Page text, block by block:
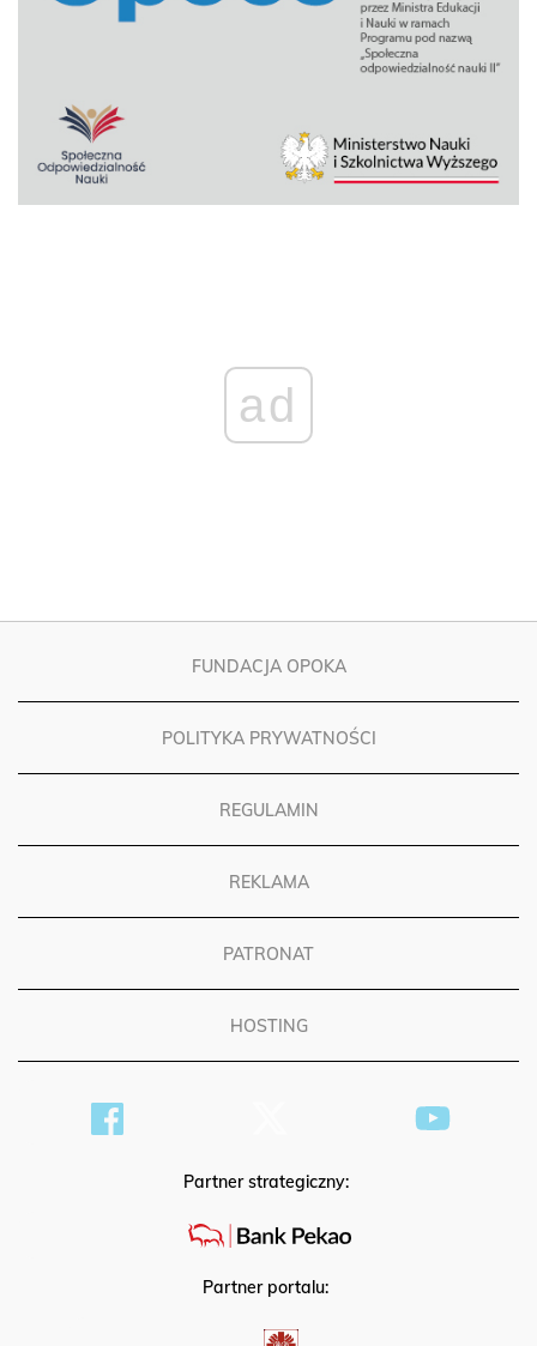
ad
FUNDACJA OPOKA
POLITYKA PRYWATNOŚCI
REGULAMIN
REKLAMA
PATRONAT
HOSTING
Partner strategiczny:
Partner portalu: